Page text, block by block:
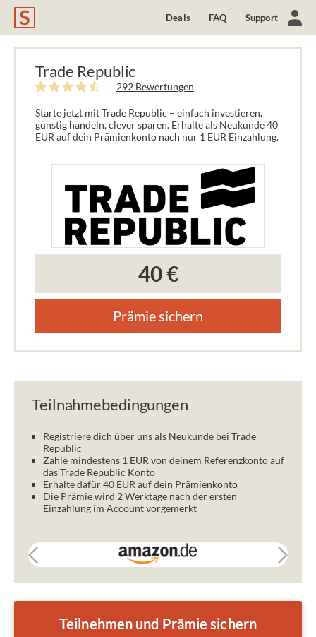
Deals FAQ Support
Trade Republic
292 Bewertungen
Starte jetzt mit Trade Republic – einfach investieren,
günstig handeln, clever sparen. Erhalte als Neukunde 40
EUR auf dein Prämienkonto nach nur 1 EUR Einzahlung.
40 €
Prämie sichern
Teilnahmebedingungen
Registriere dich über uns als Neukunde bei Trade
Republic
Zahle mindestens 1 EUR von deinem Referenzkonto auf
das Trade Republic Konto
Erhalte dafür 40 EUR auf dein Prämienkonto
Die Prämie wird 2 Werktage nach der ersten
Einzahlung im Account vorgemerkt
Teilnehmen und Prämie sichern